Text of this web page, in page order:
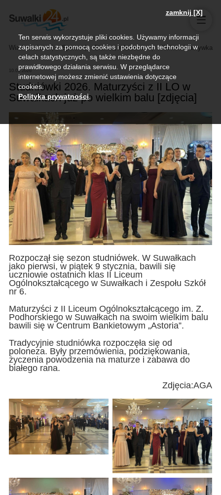
Wiadomości Sport Biznes, rolnictwo Kultura i rozrywka
10.01.2026
Studniówki 2026. Maturzyści z II LO w
Suwałkach już po wielkim balu [zdjęcia]
Rozpoczął się sezon studniówek. W Suwałkach
jako pierwsi, w piątek 9 stycznia, bawili się
uczniowie ostatnich klas II Liceum
Ogólnokształcącego w Suwałkach i Zespołu Szkół
nr 6.
Maturzyści z II Liceum Ogólnokształcącego im. Z.
Podhorskiego w Suwałkach na swoim wielkim balu
bawili się w Centrum Bankietowym „Astoria”.
Tradycyjnie studniówka rozpoczęła się od
poloneza. Były przemówienia, podziękowania,
życzenia powodzenia na maturze i zabawa do
białego rana.
Zdjęcia:AGA
zamknij [X]
Ten serwis wykorzystuje pliki cookies. Używamy informacji
zapisanych za pomocą cookies i podobnych technologii w
celach statystycznych, są także niezbędne do
prawidłowego działania serwisu. W przeglądarce
internetowej możesz zmienić ustawienia dotyczące
cookies.
Polityka prywatności.